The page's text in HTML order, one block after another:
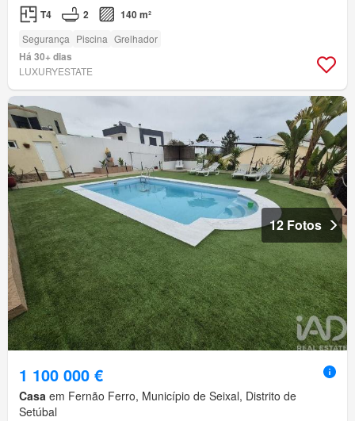
T4 2 140 m²
Segurança Piscina Grelhador
Há 30+ dias
LUXURYESTATE
12 Fotos
1 100 000 €
Casa em Fernão Ferro, Município de Seixal, Distrito de
Setúbal